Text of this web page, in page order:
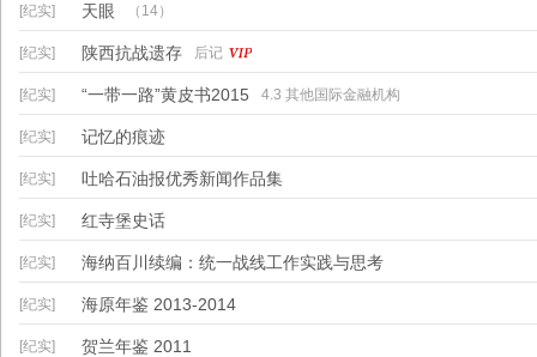
[纪实] 天眼 （14）
[纪实] 陕西抗战遗存 后记
[纪实] “一带一路”黄皮书2015 4.3 其他国际金融机构
[纪实] 记忆的痕迹
[纪实] 吐哈石油报优秀新闻作品集
[纪实] 红寺堡史话
[纪实] 海纳百川续编：统一战线工作实践与思考
[纪实] 海原年鉴 2013-2014
[纪实] 贺兰年鉴 2011